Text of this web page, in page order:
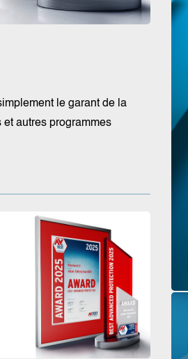
le garant de la
et autres programmes